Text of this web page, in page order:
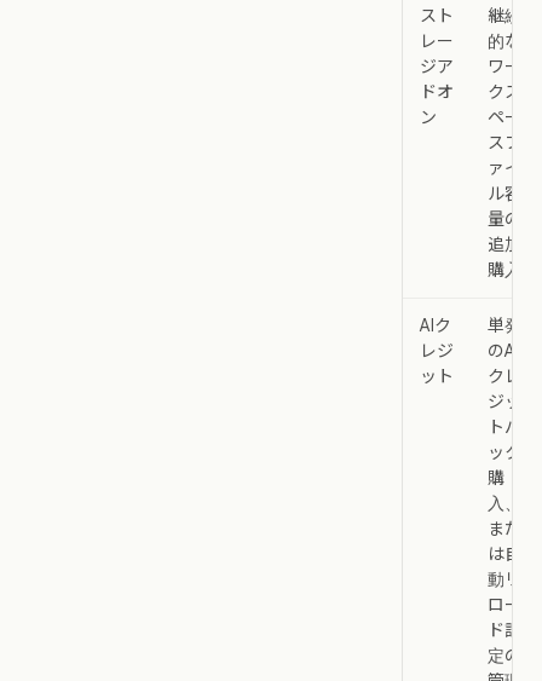
スト
レー
ジア
ドオ
ン
継続
的な
ワー
クス
ペー
スフ
ァイ
ル容
量の
追加
購入
AIク
レジ
ット
単発
のAI
クレ
ジッ
トパ
ック
購
入、
また
は自
動リ
ロー
ド設
定の